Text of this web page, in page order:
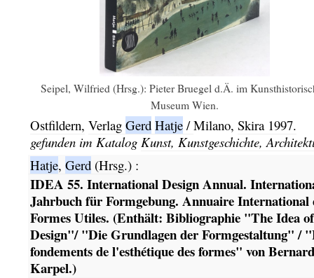
Seipel, Wilfried (Hrsg.): Pieter Bruegel d.Ä. im
Museum Wien.
Ostfildern, Verlag Gerd Hatje/Milano, Skira 1997.
gefunden im Katalog Kunst, Kunstgeschichte,
Hatje, Gerd(Hrsg.):
IDEA 55. International Design Annual.
Jahrbuch für Formgebung. Annuaire International
Formes Utiles. (Enthält: Bibliographie "The Idea of
Design"/ "Die Grundlagen der Formgestaltung" /
fondements de l'esthétique des formes" von Bernard
Karpel.)